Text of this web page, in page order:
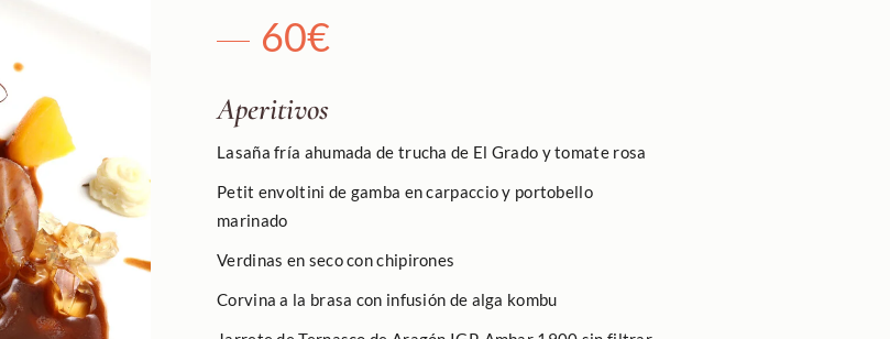
60€
Aperitivos
Lasaña fría ahumada de trucha de El Grado y tomate rosa
Petit envoltini de gamba en carpaccio y portobello
marinado
Verdinas en seco con chipirones
Corvina a la brasa con infusión de alga kombu